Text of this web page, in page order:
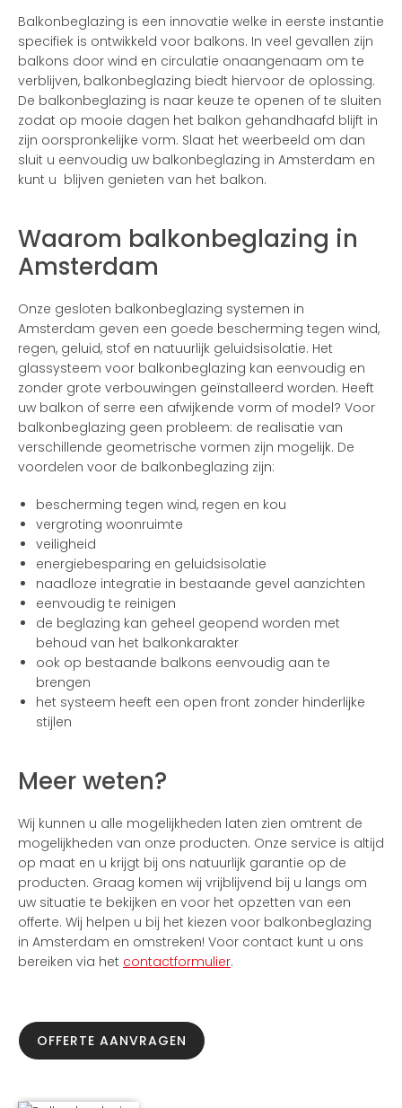
Balkonbeglazing is een innovatie welke in eerste instantie
specifiek is ontwikkeld voor balkons. In veel gevallen zijn
balkons door wind en circulatie onaangenaam om te
verblijven, balkonbeglazing biedt hiervoor de oplossing.
De balkonbeglazing is naar keuze te openen of te sluiten
zodat op mooie dagen het balkon gehandhaafd blijft in
zijn oorspronkelijke vorm. Slaat het weerbeeld om dan
sluit u eenvoudig uw balkonbeglazing in Amsterdam en
kunt u blijven genieten van het balkon.
Waarom balkonbeglazing in
Amsterdam
Onze gesloten balkonbeglazing systemen in
Amsterdam geven een goede bescherming tegen wind,
regen, geluid, stof en natuurlijk geluidsisolatie. Het
glassysteem voor balkonbeglazing kan eenvoudig en
zonder grote verbouwingen geïnstalleerd worden. Heeft
uw balkon of serre een afwijkende vorm of model? Voor
balkonbeglazing geen probleem: de realisatie van
verschillende geometrische vormen zijn mogelijk. De
voordelen voor de balkonbeglazing zijn:
bescherming tegen wind, regen en kou
vergroting woonruimte
veiligheid
energiebesparing en geluidsisolatie
naadloze integratie in bestaande gevel aanzichten
eenvoudig te reinigen
de beglazing kan geheel geopend worden met
behoud van het balkonkarakter
ook op bestaande balkons eenvoudig aan te
brengen
het systeem heeft een open front zonder hinderlijke
stijlen
Meer weten?
Wij kunnen u alle mogelijkheden laten zien omtrent de
mogelijkheden van onze producten. Onze service is altijd
op maat en u krijgt bij ons natuurlijk garantie op de
producten. Graag komen wij vrijblijvend bij u langs om
uw situatie te bekijken en voor het opzetten van een
offerte. Wij helpen u bij het kiezen voor balkonbeglazing
in Amsterdam en omstreken! Voor contact kunt u ons
bereiken via het contactformulier.
OFFERTE AANVRAGEN